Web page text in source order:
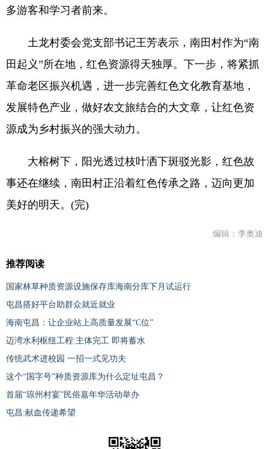
多游客和学习者前来。
土龙村委会党支部书记王芳表示，南田村作为“南
田起义”所在地，红色资源得天独厚。下一步，将紧抓
革命老区振兴机遇，进一步完善红色文化教育基地，
发展特色产业，做好农文旅结合的大文章，让红色资
源成为乡村振兴的强大动力。
大榕树下，阳光透过枝叶洒下斑驳光影，红色故
事还在继续，南田村正沿着红色传承之路，迈向更加
美好的明天。(完)
编辑：李奥迪
推荐阅读
国家林草种质资源设施保存库海南分库下月试运行
屯昌搭好平台助群众就近就业
海南屯昌：让企业站上高质量发展“C位”
迈湾水利枢纽工程:主体完工 即将蓄水
传统武术进校园 一招一式见功夫
这个“国字号”种质资源库为什么定址屯昌？
首届“琼州村宴”民俗嘉年华活动举办
屯昌:献血传递希望